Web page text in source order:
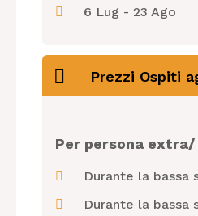
6 Lug - 23 Ago
Prezzi Ospiti
Per persona
Durante la bassa
Durante la bassa